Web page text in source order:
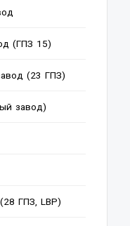
(ГПЗ 15)
(23 ГПЗ)
завод)
ГПЗ, LBP)